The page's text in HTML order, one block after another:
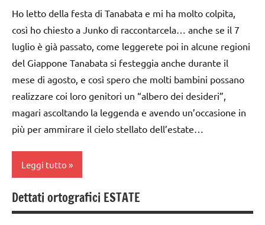
anni
dai
6
anni
Estate
LINGUAGGIO
poesie
casa e
a
poesie /
Ho letto della festa di Tanabata e mi ha molto colpita,
così ho chiesto a Junko di raccontarcela… anche se il 7
luglio è già passato, come leggerete poi in alcune regioni
del Giappone Tanabata si festeggia anche durante il
mese di agosto, e così spero che molti bambini possano
realizzare coi loro genitori un “albero dei desideri”,
magari ascoltando la leggenda e avendo un’occasione in
più per ammirare il cielo stellato dell’estate…
Leggi tutto
Estate
Dettati ortografici ESTATE